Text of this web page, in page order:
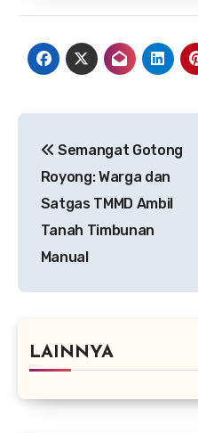
pos
Semangat Gotong
Royong: Warga dan
Satgas TMMD Ambil
Tanah Timbunan
Manual
LAINNYA